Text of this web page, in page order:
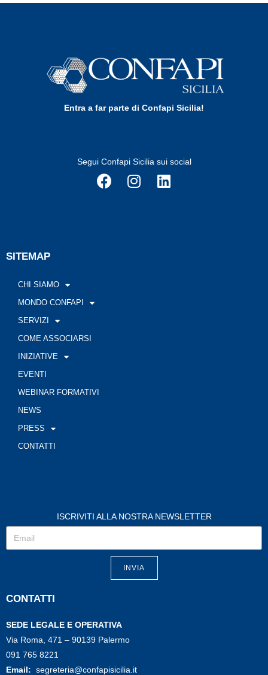
Entra a far parte di Confapi Sicilia!
Segui Confapi Sicilia sui social
SITEMAP
CHI SIAMO
MONDO CONFAPI
SERVIZI
COME ASSOCIARSI
INIZIATIVE
EVENTI
WEBINAR FORMATIVI
NEWS
PRESS
CONTATTI
ISCRIVITI ALLA NOSTRA NEWSLETTER
INVIA
CONTATTI
SEDE LEGALE E OPERATIVA
Via Roma, 471 – 90139 Palermo
091 765 8221
Email: segreteria@confapisicilia.it